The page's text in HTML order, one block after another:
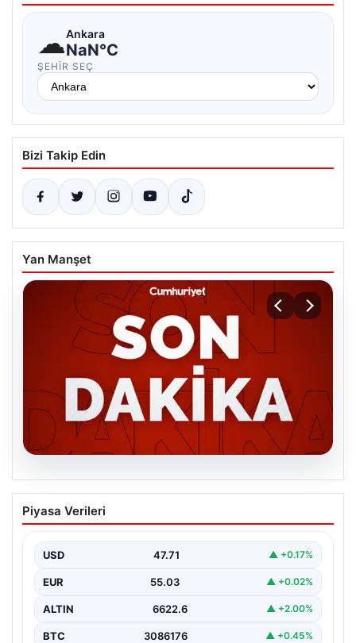
☁Ankara
NaN°C
ŞEHIR SEÇ
Bizi Takip Edin
Yan Manşet
MGK’den 8 maddelik kritik bildiri: Dikkat
çeken ‘Terörsüz Bölge’ vurgusu
Piyasa Verileri
USD 47.71 ▲ +0.17%
EUR 55.03 ▲ +0.02%
ALTIN 6622.6 ▲ +2.00%
BTC 3086176 ▲ +0.45%